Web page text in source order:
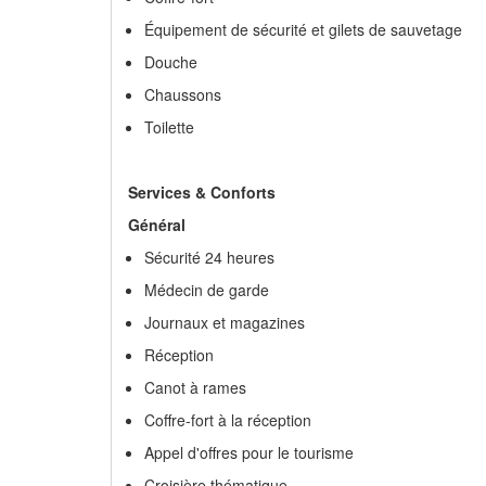
Équipement de sécurité et gilets de sauvetage
Douche
Chaussons
Toilette
Services & Conforts
Général
Sécurité 24 heures
Médecin de garde
Journaux et magazines
Réception
Canot à rames
Coffre-fort à la réception
Appel d'offres pour le tourisme